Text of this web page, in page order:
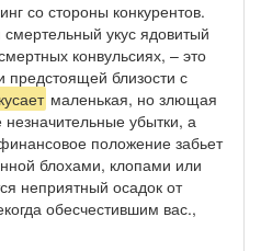
со стороны конкурентов.
укус ядовитый
конвульсиях, – это
предстоящей близости с
кусает маленькая, но злющая
убытки, а
положение забьет
блохами, клопами или
неприятный осадок от
обесчестившим вас.,